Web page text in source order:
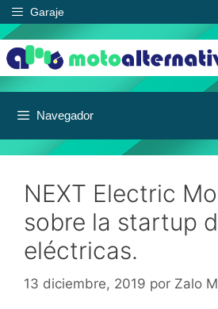
Saltar
al
contenido
Garaje
Navegador
NEXT Electric
sobre la startup
eléctricas.
13 diciembre, 2019 por Zalo